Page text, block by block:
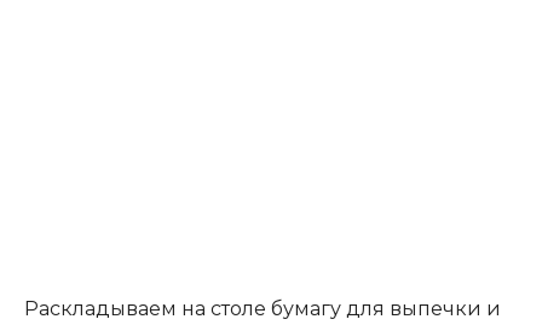
Раскладываем на столе бумагу для выпечки и